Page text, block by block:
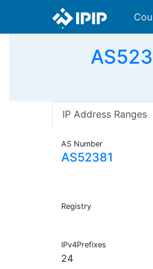
IP Address Ranges
AS Number
AS52381
Registry
IPv4Prefixes
24